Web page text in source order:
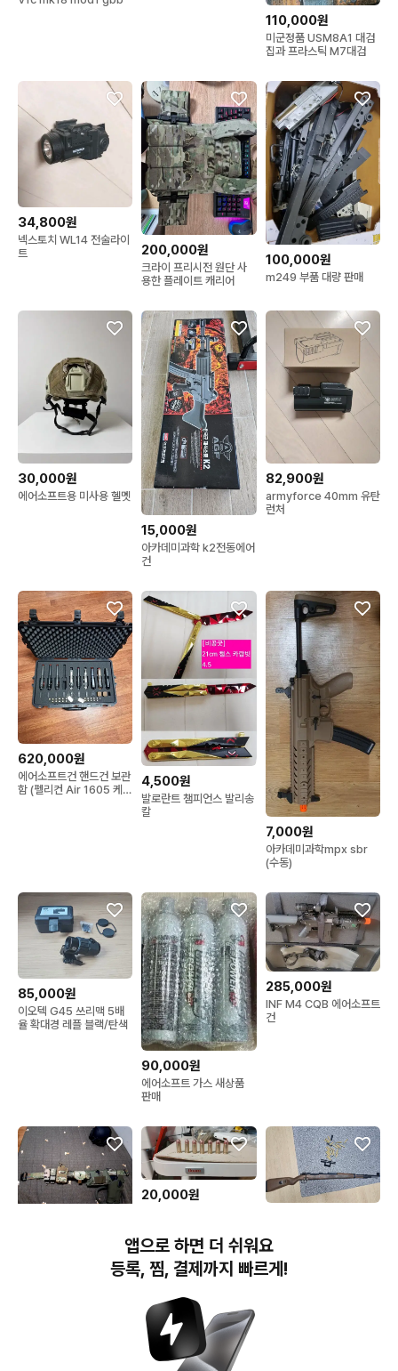
110,000원
미군정품 USM8A1 대검
집과 프라스틱 M7대검
34,800원
넥스토치 WL14 전술라이
트
200,000원
크라이 프리시전 원단 사
용한 플레이트 캐리어
100,000원
m249 부품 대량 판매
30,000원
에어소프트용 미사용 헬멧
15,000원
아카데미과학 k2전동에어
건
82,900원
armyforce 40mm 유탄
런처
620,000원
에어소프트건 핸드건 보관
함 (펠리컨 Air 1605 케이
4,500원
발로란트 챔피언스 발리송
칼
7,000원
아카데미과학mpx sbr
(수동)
85,000원
이오텍 G45 쓰리맥 5배
율 확대경 레플 블랙/탄색
90,000원
에어소프트 가스 새상품
판매
285,000원
INF M4 CQB 에어소프트
건
20,000원
아카데미 kar98k + 강화
스프린세트
번개장터(주) 사업자정보, 이용약관 및 기타 법적고지
번개장터㈜는 통신판매중개자이며, 통신판매의 당사자가 아닙니다. 전자상거래 등에서의
앱으로 하면 더 쉬워요
등록, 찜, 결제까지 빠르게!